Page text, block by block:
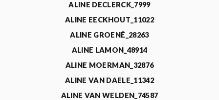
ALINE DECLERCK_7999
ALINE EECKHOUT_11022
ALINE GROENÉ_28263
ALINE LAMON_48914
ALINE MOERMAN_32876
ALINE VAN DAELE_11342
ALINE VAN WELDEN_74587